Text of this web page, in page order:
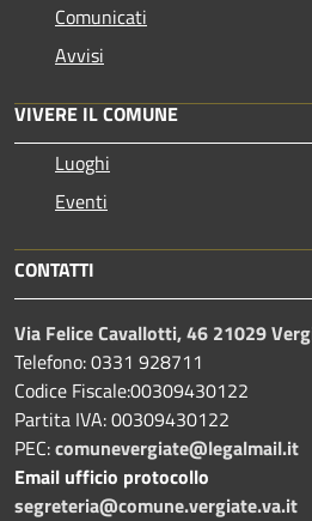
Comunicati
Avvisi
VIVERE IL COMUNE
Luoghi
Eventi
CONTATTI
Via Felice Cavallotti, 46 21029
Telefono: 0331 928711
Codice Fiscale:00309430122
Partita IVA: 00309430122
PEC:comunevergiate@legalmail.it
Email ufficio protocollo
segreteria@comune.vergiate.va.it